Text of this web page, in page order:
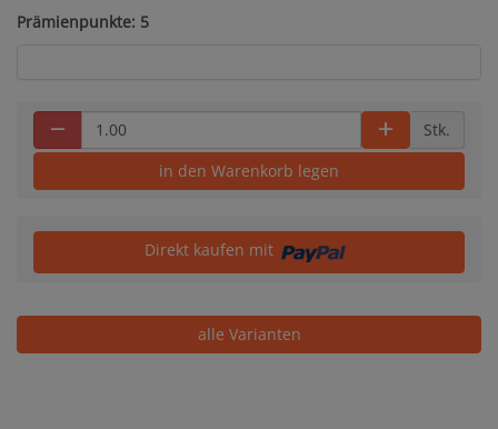
Prämienpunkte: 5
Stk.
in den Warenkorb legen
Direkt kaufen mit
alle Varianten